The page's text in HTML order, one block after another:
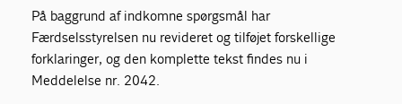
På baggrund af indkomne spørgsmål har
Færdselsstyrelsen nu revideret og tilføjet forskellige
forklaringer, og den komplette tekst findes nu i
Meddelelse nr. 2042.